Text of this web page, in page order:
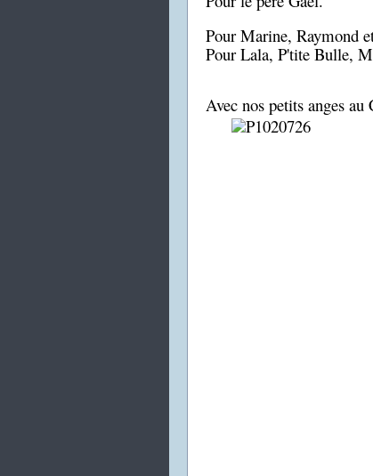
Pour Marine, Raymond
Pour Lala, P'tite Bulle,
Avec nos petits anges